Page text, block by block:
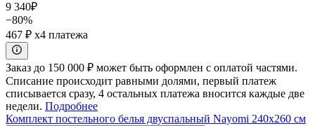
9 340₽
−80%
467 ₽ x4 платежа
Заказ до 150 000 ₽ может быть оформлен с оплатой частями.
Списание происходит равными долями, первый платеж
списывается сразу, 4 остальных платежа вносится каждые две
недели. Подробнее
Комплект постельного белья двуспальный Nayomi 240x260 см